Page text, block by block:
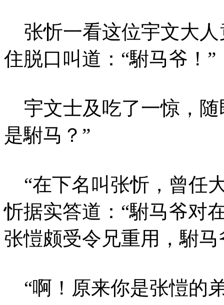
张忻一看这位宇文大人
住脱口叫道：“駙马爷！”
宇文士及吃了一惊，随
是駙马？”
“在下名叫张忻，曾任
忻据实答道：“駙马爷对
张愷颇受令兄重用，駙
“啊！原来你是张愷的